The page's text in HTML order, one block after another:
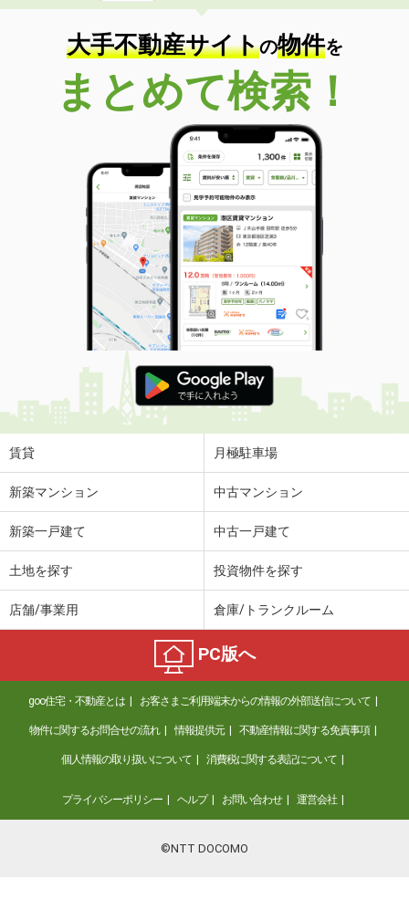
大手不動産サイトの物件を
まとめて検索！
賃貸 月極駐車場
新築マンション 中古マンション
新築一戸建て 中古一戸建て
土地を探す 投資物件を探す
店舗/事業用 倉庫/トランクルーム
PC版へ
goo住宅・不動産とは お客さまご利用端末からの情報の外部送信について
物件に関するお問合せの流れ 情報提供元 不動産情報に関する免責事項
個人情報の取り扱いについて 消費税に関する表記について
プライバシーポリシー ヘルプ お問い合わせ 運営会社
©NTT DOCOMO